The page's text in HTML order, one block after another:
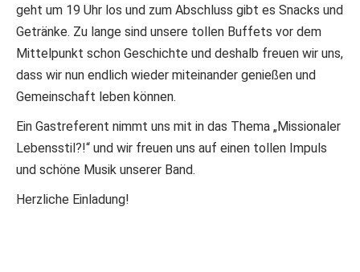
geht um 19 Uhr los und zum Abschluss gibt es Snacks und
Getränke. Zu lange sind unsere tollen Buffets vor dem
Mittelpunkt schon Geschichte und deshalb freuen wir uns,
dass wir nun endlich wieder miteinander genießen und
Gemeinschaft leben können.
Ein Gastreferent nimmt uns mit in das Thema „Missionaler
Lebensstil?!“ und wir freuen uns auf einen tollen Impuls
und schöne Musik unserer Band.
Herzliche Einladung!